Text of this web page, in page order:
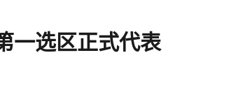
一选区正式代表